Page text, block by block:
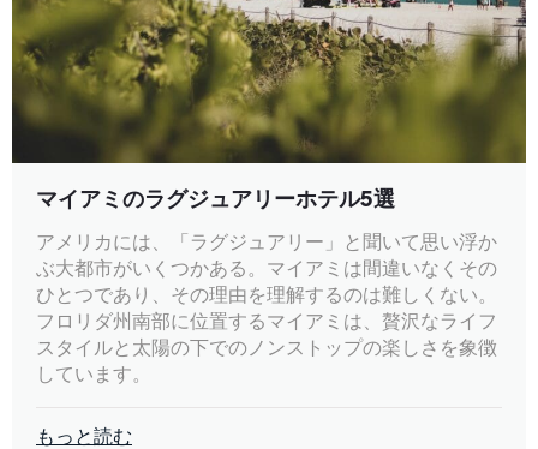
マイアミのラグジュアリーホテル5選
アメリカには、「ラグジュアリー」と聞いて思い浮か
ぶ大都市がいくつかある。マイアミは間違いなくその
ひとつであり、その理由を理解するのは難しくない。
フロリダ州南部に位置するマイアミは、贅沢なライフ
スタイルと太陽の下でのノンストップの楽しさを象徴
しています。
もっと読む